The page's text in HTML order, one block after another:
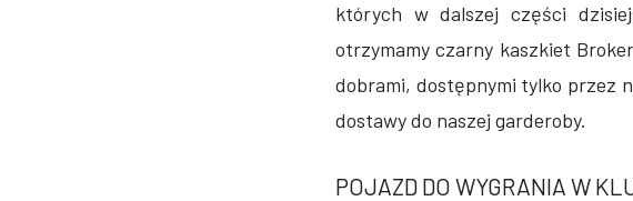
których w dalszej części
otrzymamy czarny kaszkiet
dobrami, dostępnymi tylko przez
dostawy do naszej garderoby.
POJAZD DO WYGRANIA W